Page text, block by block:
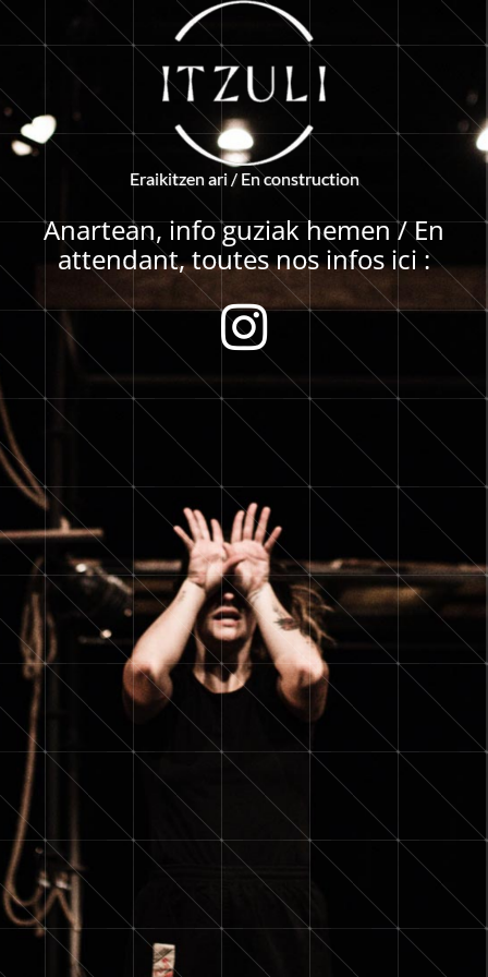
Eraikitzenari/ Enconstruction
Anartean, info guziak hemen / En
attendant, toutes nos infos ici :